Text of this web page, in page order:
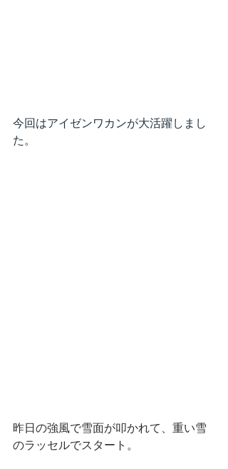
今回はアイゼンワカンが大活躍しまし
た。
昨日の強風で雪面が叩かれて、重い雪
のラッセルでスタート。